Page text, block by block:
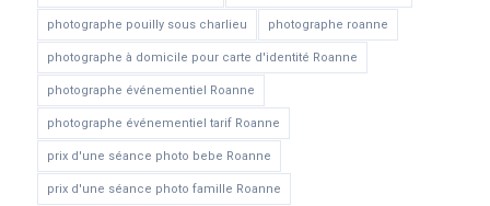
photographe pouilly sous charlieu photographe roanne
photographe à domicile pour carte d'identité Roanne
photographe événementiel Roanne
photographe événementiel tarif Roanne
prix d'une séance photo bebe Roanne
prix d'une séance photo famille Roanne